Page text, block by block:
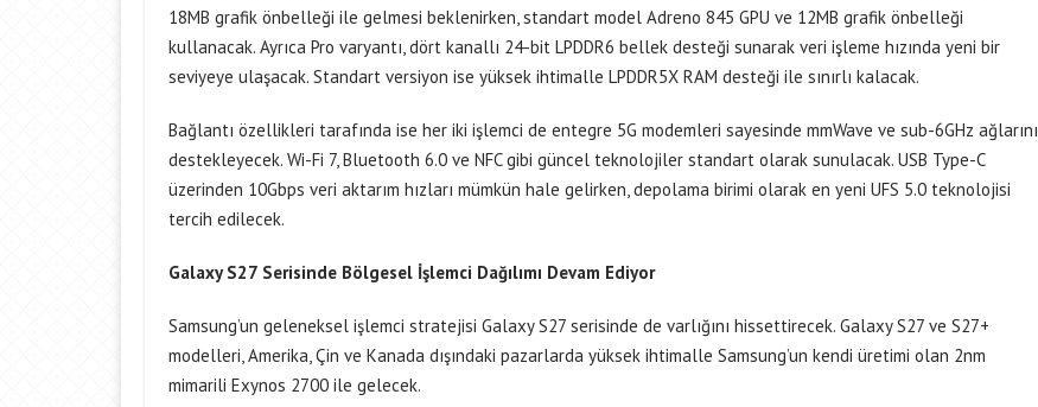
18MB grafik önbelleği ile gelmesi beklenirken, standart model Adreno 845 GPU ve 12MB grafik önbelleği
kullanacak. Ayrıca Pro varyantı, dört kanallı 24-bit LPDDR6 bellek desteği sunarak veri işleme hızında yeni bir
seviyeye ulaşacak. Standart versiyon ise yüksek ihtimalle LPDDR5X RAM desteği ile sınırlı kalacak.
Bağlantı özellikleri tarafında ise her iki işlemci de entegre 5G modemleri sayesinde mmWave ve sub-6GHz ağlarını
destekleyecek. Wi-Fi 7, Bluetooth 6.0 ve NFC gibi güncel teknolojiler standart olarak sunulacak. USB Type-C
üzerinden 10Gbps veri aktarım hızları mümkün hale gelirken, depolama birimi olarak en yeni UFS 5.0 teknolojisi
tercih edilecek.
Galaxy S27 Serisinde Bölgesel İşlemci Dağılımı Devam Ediyor
Samsung’un geleneksel işlemci stratejisi Galaxy S27 serisinde de varlığını hissettirecek. Galaxy S27 ve S27+
modelleri, Amerika, Çin ve Kanada dışındaki pazarlarda yüksek ihtimalle Samsung’un kendi üretimi olan 2nm
mimarili Exynos 2700 ile gelecek.